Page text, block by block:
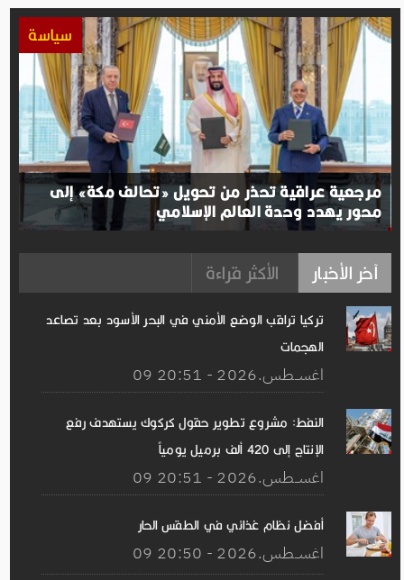
سياسة
مرجعية عراقية تحذر من تحويل «تحالف مكة» إلى
محور يهدد وحدة العالم الإسلامي
آخر الأخبار الأكثر قراءة
تركيا تراقب الوضع الأمني ​​في البحر الأسود بعد تصاعد
الهجمات
09 اغســطس.2026 - 20:51
النفط: مشروع تطوير حقول كركوك يستهدف رفع
الإنتاج إلى 420 ألف برميل يومياً
09 اغســطس.2026 - 20:51
أفضل نظام غذائي في الطقس الحار
09 اغســطس.2026 - 20:50